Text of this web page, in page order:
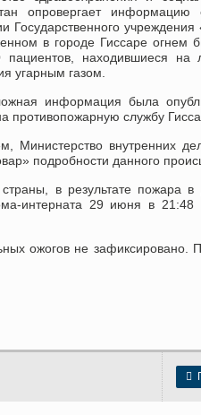
опровергает
Государственного
в городе Гиссаре огнем
находившиеся на
угарным газом.
информация была
противопожарную службу
Министерство внутренних
подробности данного
в результате пожара
интерната 29 июня в
ожогов не зафиксировано.
